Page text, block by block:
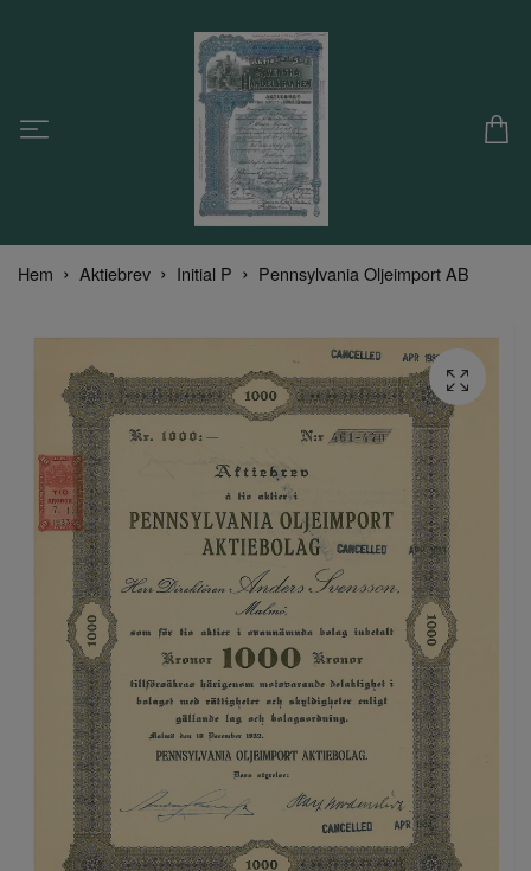
Hem Aktiebrev Initial P Pennsylvania Oljeimport AB